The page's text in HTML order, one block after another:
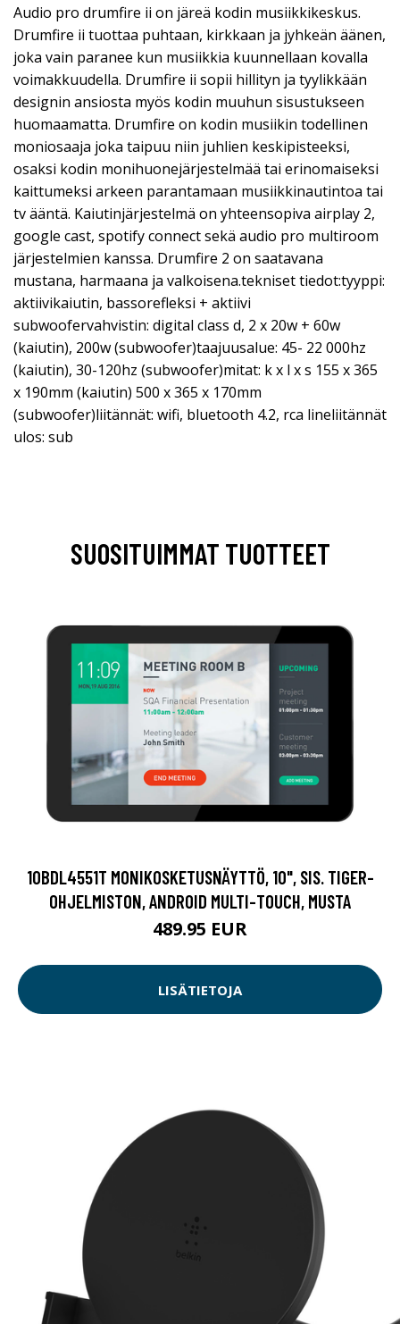
Audio pro drumfire ii on järeä kodin musiikkikeskus.
Drumfire ii tuottaa puhtaan, kirkkaan ja jyhkeän äänen,
joka vain paranee kun musiikkia kuunnellaan kovalla
voimakkuudella. Drumfire ii sopii hillityn ja tyylikkään
designin ansiosta myös kodin muuhun sisustukseen
huomaamatta. Drumfire on kodin musiikin todellinen
moniosaaja joka taipuu niin juhlien keskipisteeksi,
osaksi kodin monihuonejärjestelmää tai erinomaiseksi
kaittumeksi arkeen parantamaan musiikkinautintoa tai
tv ääntä. Kaiutinjärjestelmä on yhteensopiva airplay 2,
google cast, spotify connect sekä audio pro multiroom
järjestelmien kanssa. Drumfire 2 on saatavana
mustana, harmaana ja valkoisena.tekniset tiedot:tyyppi:
aktiivikaiutin, bassorefleksi + aktiivi
subwoofervahvistin: digital class d, 2 x 20w + 60w
(kaiutin), 200w (subwoofer)taajuusalue: 45- 22 000hz
(kaiutin), 30-120hz (subwoofer)mitat: k x l x s 155 x 365
x 190mm (kaiutin) 500 x 365 x 170mm
(subwoofer)liitännät: wifi, bluetooth 4.2, rca lineliitännät
ulos: sub
SUOSITUIMMAT TUOTTEET
10BDL4551T MONIKOSKETUSNÄYTTÖ, 10", SIS. TIGER-
OHJELMISTON, ANDROID MULTI-TOUCH, MUSTA
489.95 EUR
LISÄTIETOJA